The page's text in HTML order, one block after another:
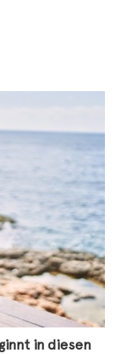
in diesen